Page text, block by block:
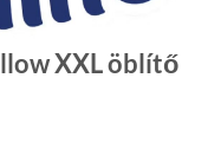
XXL öblítő